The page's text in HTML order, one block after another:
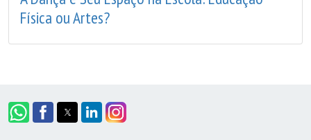
Física ou Artes?